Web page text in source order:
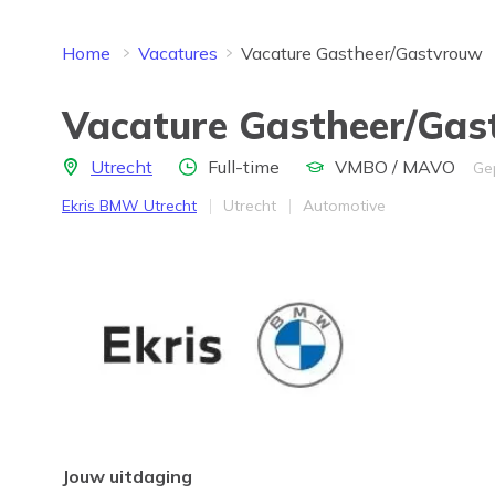
Home Vacatures Vacature Gastheer/Gastvrouw
Vacature Gastheer/
LocatieUtrechtAantal uren
Full-time Opleidingsniveau
VMBO / MAVO
Bedrijf
Ekris BMW Utrecht Provincie
Utrecht Werkveld
Automotive
Jouw uitdaging